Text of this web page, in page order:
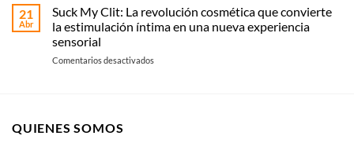
Sexualité
tipo
historia
de
Womanizer
al
21
Abr
Suck My Clit: La revolución cosmética que convierte
la estimulación íntima en una nueva experiencia
sensorial
Comentarios desactivadosen
QUIENES SOMOS